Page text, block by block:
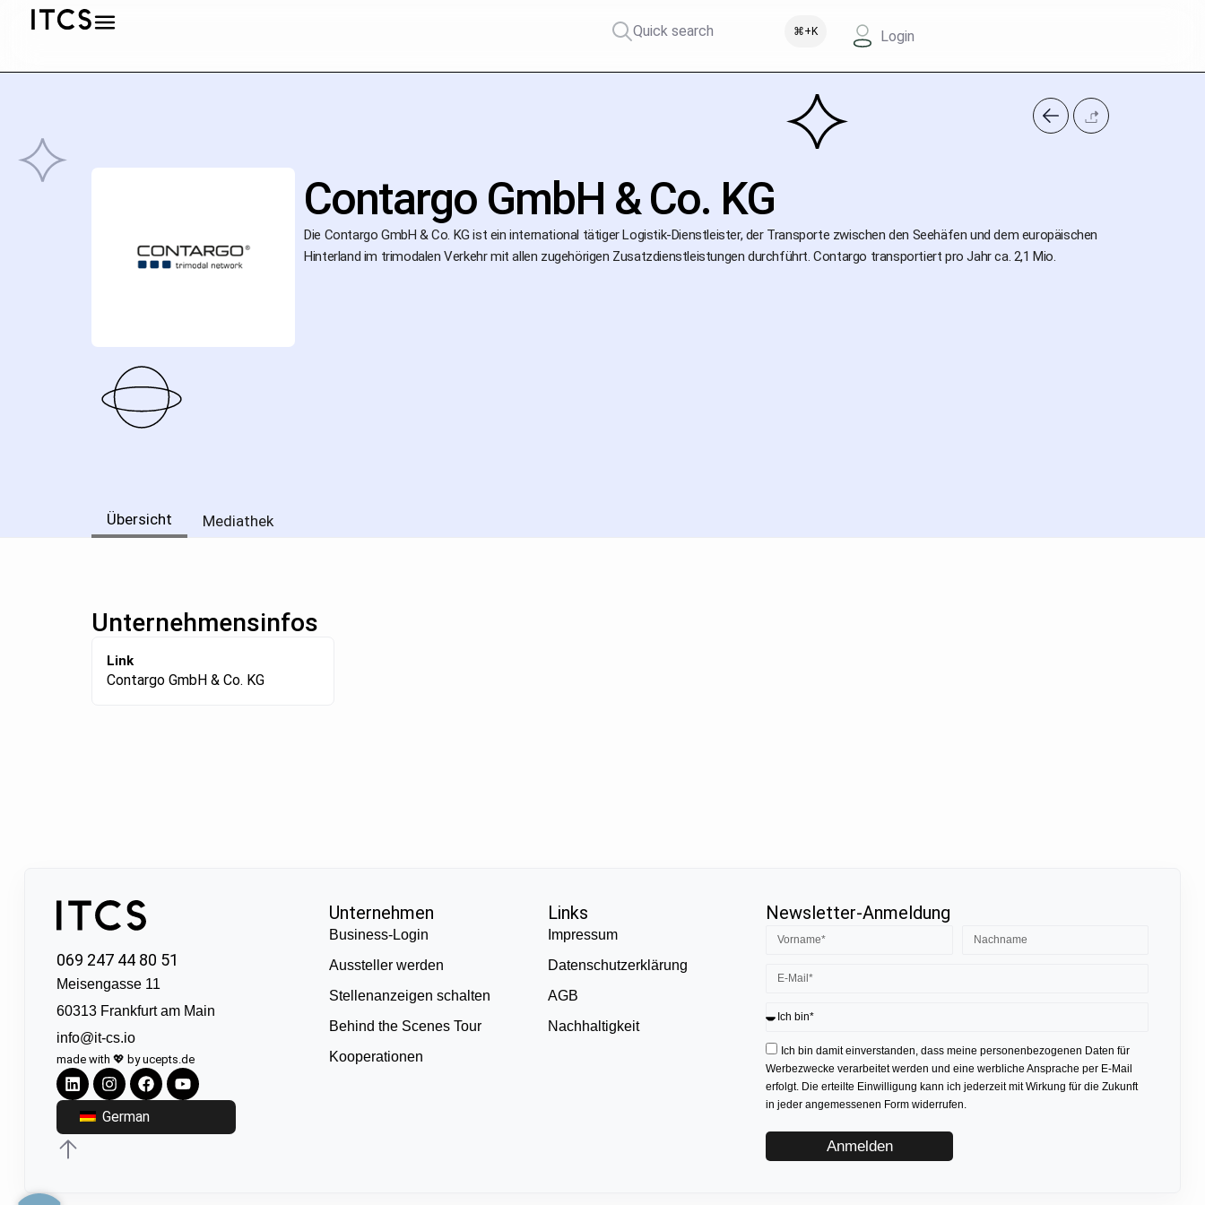
Quick search ⌘+K Login
Contargo GmbH & Co. KG
Die Contargo GmbH & Co. KG ist ein international tätiger Logistik-Dienstleister, der Transporte zwischen den Seehäfen und dem europäischen
Hinterland im trimodalen Verkehr mit allen zugehörigen Zusatzdienstleistungen durchführt. Contargo transportiert pro Jahr ca. 2,1 Mio.
Übersicht Mediathek
Unternehmensinfos
Link
Contargo GmbH & Co. KG
069 247 44 80 51
Meisengasse 11
60313 Frankfurt am Main
info@it-cs.io
made with 💖 by ucepts.de
German
Unternehmen
Business-Login
Aussteller werden
Stellenanzeigen schalten
Behind the Scenes Tour
Kooperationen
Links
Impressum
Datenschutzerklärung
AGB
Nachhaltigkeit
Newsletter-Anmeldung
Ich bin damit einverstanden, dass meine personenbezogenen Daten für
Werbezwecke verarbeitet werden und eine werbliche Ansprache per E-Mail
erfolgt. Die erteilte Einwilligung kann ich jederzeit mit Wirkung für die Zukunft
in jeder angemessenen Form widerrufen.
Anmelden